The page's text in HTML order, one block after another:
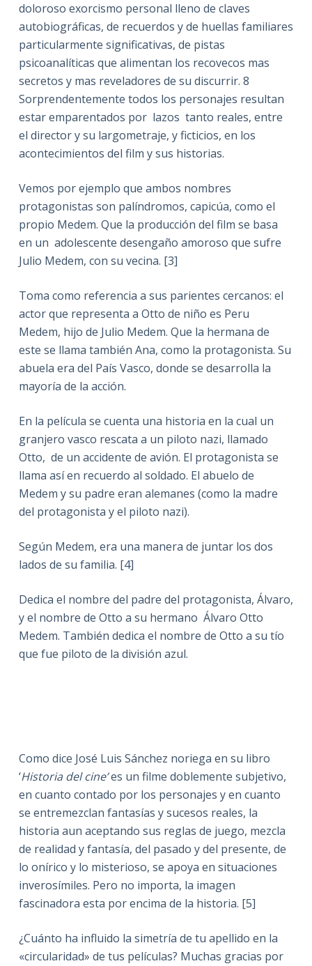
doloroso exorcismo personal lleno de claves
autobiográficas, de recuerdos y de huellas familiares
particularmente significativas, de pistas
psicoanalíticas que alimentan los recovecos mas
secretos y mas reveladores de su discurrir. 8
Sorprendentemente todos los personajes resultan
estar emparentados por lazos tanto reales, entre
el director y su largometraje, y ficticios, en los
acontecimientos del film y sus historias.
Vemos por ejemplo que ambos nombres
protagonistas son palíndromos, capicúa, como el
propio Medem. Que la producción del film se basa
en un adolescente desengaño amoroso que sufre
Julio Medem, con su vecina. [3]
Toma como referencia a sus parientes cercanos: el
actor que representa a Otto de niño es Peru
Medem, hijo de Julio Medem. Que la hermana de
este se llama también Ana, como la protagonista. Su
abuela era del País Vasco, donde se desarrolla la
mayoría de la acción.
En la película se cuenta una historia en la cual un
granjero vasco rescata a un piloto nazi, llamado
Otto, de un accidente de avión. El protagonista se
llama así en recuerdo al soldado. El abuelo de
Medem y su padre eran alemanes (como la madre
del protagonista y el piloto nazi).
Según Medem, era una manera de juntar los dos
lados de su familia. [4]
Dedica el nombre del padre del protagonista, Álvaro,
y el nombre de Otto a su hermano Álvaro Otto
Medem. También dedica el nombre de Otto a su tío
que fue piloto de la división azul.
Como dice José Luis Sánchez noriega en su libro
‘Historia del cine’es un filme doblemente subjetivo,
en cuanto contado por los personajes y en cuanto
se entremezclan fantasías y sucesos reales, la
historia aun aceptando sus reglas de juego, mezcla
de realidad y fantasía, del pasado y del presente, de
lo onírico y lo misterioso, se apoya en situaciones
inverosímiles. Pero no importa, la imagen
fascinadora esta por encima de la historia. [5]
¿Cuánto ha influido la simetría de tu apellido en la
«circularidad» de tus películas? Muchas gracias por